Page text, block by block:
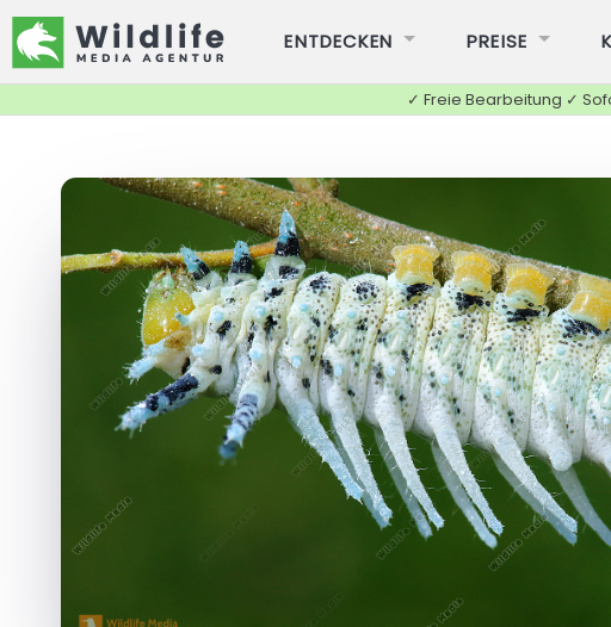
ENTDECKEN PREISE
✓ Freie Bearbeitung ✓